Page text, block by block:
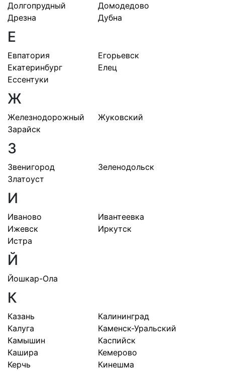
Долгопрудный
Домодедово
Дрезна
Дубна
Е
Евпатория
Егорьевск
Екатеринбург
Елец
Ессентуки
Ж
Железнодорожный
Жуковский
Зарайск
З
Звенигород
Зеленодольск
Златоуст
И
Иваново
Ивантеевка
Ижевск
Иркутск
Истра
Й
Йошкар-Ола
К
Казань
Калининград
Калуга
Каменск-Уральский
Камышин
Каспийск
Кашира
Кемерово
Керчь
Кинешма